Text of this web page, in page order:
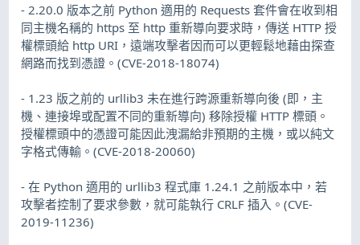
- 2.20.0 版本之前 Python 適用的 Requests 套件會在收到相
同主機名稱的 https 至 http 重新導向要求時，傳送 HTTP 授
權標頭給 http URI，遠端攻擊者因而可以更輕鬆地藉由探查
網路而找到憑證。(CVE-2018-18074)
- 1.23 版之前的 urllib3 未在進行跨源重新導向後 (即，主
機、連接埠或配置不同的重新導向) 移除授權 HTTP 標頭。
授權標頭中的憑證可能因此洩漏給非預期的主機，或以純文
字格式傳輸。(CVE-2018-20060)
- 在 Python 適用的 urllib3 程式庫 1.24.1 之前版本中，若
攻擊者控制了要求參數，就可能執行 CRLF 插入。(CVE-
2019-11236)